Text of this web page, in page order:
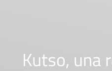
Kutso, una